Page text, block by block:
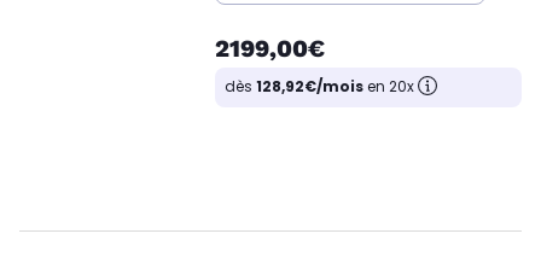
2199,00€
dès 128,92€/moisen 20x